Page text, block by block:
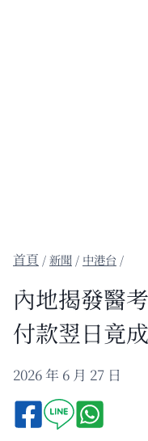
/新聞 / 中港台 /
內地揭發醫
付款翌日竟
2026 年 6 月 27 日